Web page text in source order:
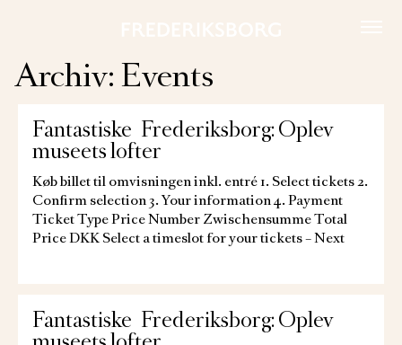
Archiv:Events
Fantastiske Frederiksborg: Oplev
museets lofter
Køb billet til omvisningen inkl. entré 1. Select tickets 2.
Confirm selection 3. Your information 4. Payment
Ticket Type Price Number Zwischensumme Total
Price DKK Select a timeslot for your tickets – Next
Fantastiske Frederiksborg: Oplev